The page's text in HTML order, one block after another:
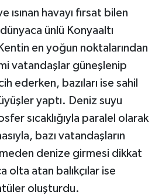
ısınan havayı fırsat bilen
ünlü Konyaaltı
en yoğun noktalarından
vatandaşlar güneşlenip
ederken, bazıları ise sahil
yaptı. Deniz suyu
sıcaklığıyla paralel olarak
bazı vatandaşların
denize girmesi dikkat
olta atan balıkçılar ise
oluşturdu.